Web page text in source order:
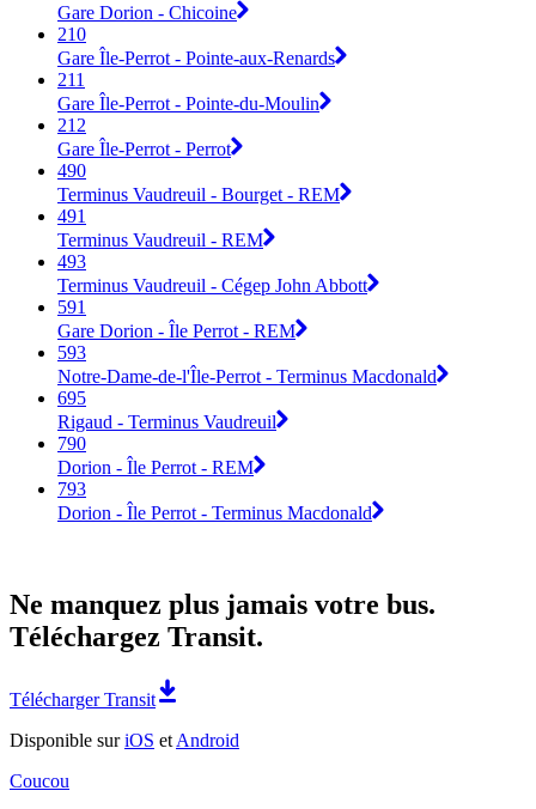
Gare Dorion - Chicoine
210
Gare Île-Perrot - Pointe-aux-Renards
211
Gare Île-Perrot - Pointe-du-Moulin
212
Gare Île-Perrot - Perrot
490
Terminus Vaudreuil - Bourget - REM
491
Terminus Vaudreuil - REM
493
Terminus Vaudreuil - Cégep John Abbott
591
Gare Dorion - Île Perrot - REM
593
Notre-Dame-de-l'Île-Perrot - Terminus Macdonald
695
Rigaud - Terminus Vaudreuil
790
Dorion - Île Perrot - REM
793
Dorion - Île Perrot - Terminus Macdonald
Ne manquez plus jamais votre bus.
Téléchargez Transit.
Télécharger Transit
Disponible suriOS et Android
Coucou